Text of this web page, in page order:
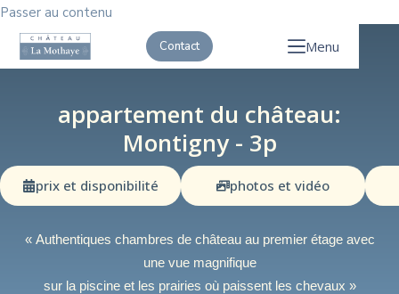
Passer au contenu
Contact Menu
appartement du château:
Montigny - 3p
prix et disponibilité photos et vidéo
« Authentiques chambres de château au premier étage avec
une vue magnifique
sur la piscine et les prairies où paissent les chevaux »